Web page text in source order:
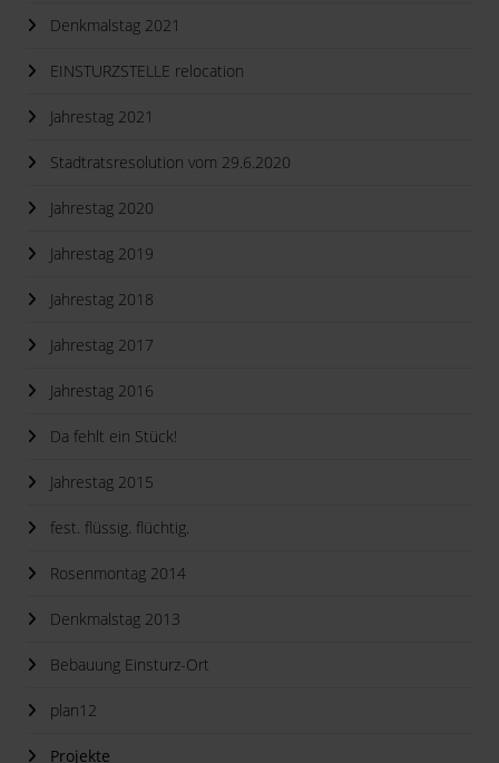
Denkmalstag 2021
EINSTURZSTELLE relocation
Jahrestag 2021
Stadtratsresolution vom 29.6.2020
Jahrestag 2020
Jahrestag 2019
Jahrestag 2018
Jahrestag 2017
Jahrestag 2016
Da fehlt ein Stück!
Jahrestag 2015
fest. flüssig. flüchtig.
Rosenmontag 2014
Denkmalstag 2013
Bebauung Einsturz-Ort
plan12
Projekte